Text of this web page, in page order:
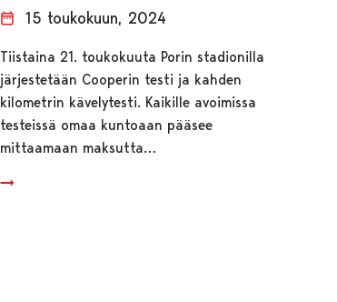
15 toukokuun, 2024
Tiistaina 21. toukokuuta Porin stadionilla
järjestetään Cooperin testi ja kahden
kilometrin kävelytesti. Kaikille avoimissa
testeissä omaa kuntoaan pääsee
mittaamaan maksutta…